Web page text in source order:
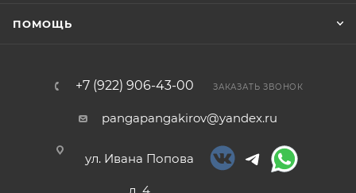
ПОМОЩЬ
+7 (922) 906-43-00 ЗАКАЗАТЬ ЗВОНОК
pangapangakirov@yandex.ru
ул. Ивана Попова